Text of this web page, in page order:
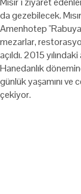
da gezebilecek.
Amenhotep
mezarlar,
açıldı. 2015
Hanedanlık
günlük yaşamını
çekiyor.